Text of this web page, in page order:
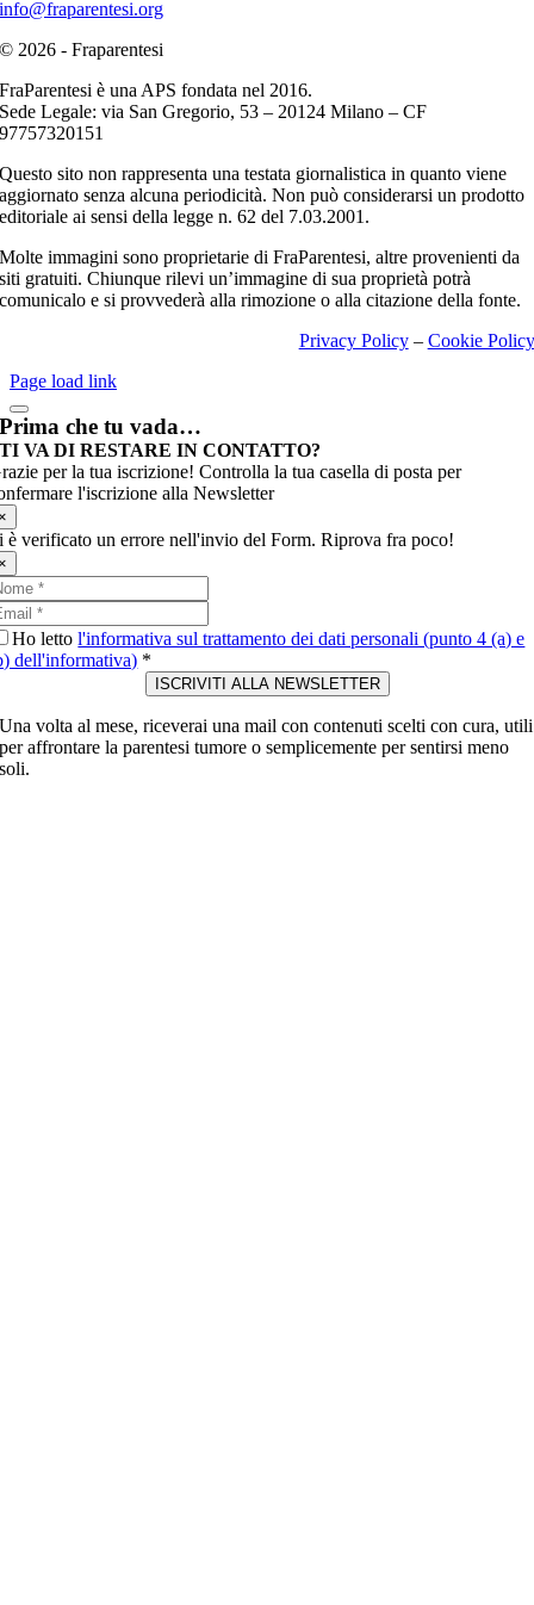
info@fraparentesi.org
© 2026 - Fraparentesi
FraParentesi è una APS fondata nel 2016.
Sede Legale: via San Gregorio, 53 – 20124 Milano – CF
97757320151
Questo sito non rappresenta una testata giornalistica in quanto viene
aggiornato senza alcuna periodicità. Non può considerarsi un prodotto
editoriale ai sensi della legge n. 62 del 7.03.2001.
Molte immagini sono proprietarie di FraParentesi, altre provenienti da
siti gratuiti. Chiunque rilevi un’immagine di sua proprietà potrà
comunicalo e si provvederà alla rimozione o alla citazione della fonte.
Privacy Policy– Cookie Policy
Page load link
Prima che tu vada…
TI VA DI RESTARE IN CONTATTO?
per la tua iscrizione! Controlla la tua casella di posta per
l'iscrizione alla Newsletter
è verificato un errore nell'invio del Form. Riprova fra poco!
Ho lettol'informativa sul trattamento dei dati personali (punto 4 (a) e
dell'informativa) *
ISCRIVITI ALLA NEWSLETTER
Una volta al mese, riceverai una mail con contenuti scelti con cura, utili
per affrontare la parentesi tumore o semplicemente per sentirsi meno
soli.